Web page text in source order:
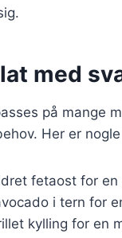
med
på mange
Her er
fetaost for en
i tern for
kylling for en